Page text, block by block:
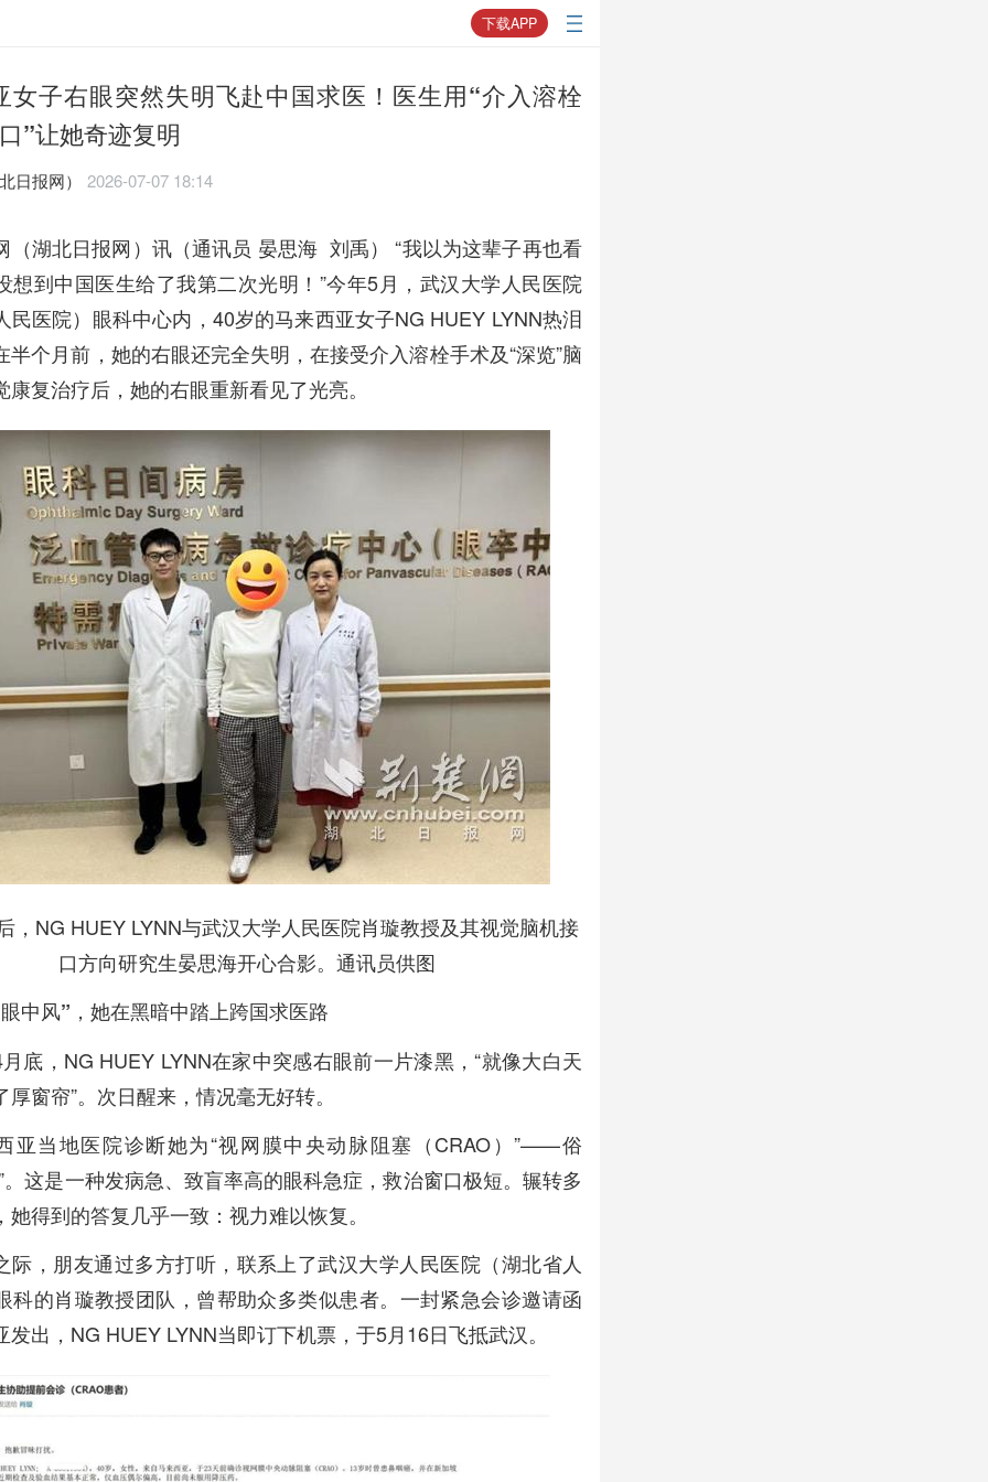
下载APP
女子右眼突然失明飞赴中国求医！医生用“介入溶栓
”让她奇迹复明
日报网） 2026-07-07 18:14
（湖北日报网）讯（通讯员 晏思海 刘禹） “我以为这辈子再也看
想到中国医生给了我第二次光明！”今年5月，武汉大学人民医院
民医院）眼科中心内，40岁的马来西亚女子NG HUEY LYNN热泪
半个月前，她的右眼还完全失明，在接受介入溶栓手术及“深览”脑
康复治疗后，她的右眼重新看见了光亮。
，NG HUEY LYNN与武汉大学人民医院肖璇教授及其视觉脑机接
口方向研究生晏思海开心合影。通讯员供图
中风”，她在黑暗中踏上跨国求医路
底，NG HUEY LYNN在家中突感右眼前一片漆黑，“就像大白天
窗帘”。次日醒来，情况毫无好转。
亚当地医院诊断她为“视网膜中央动脉阻塞（CRAO）”——俗
。这是一种发病急、致盲率高的眼科急症，救治窗口极短。辗转多
她得到的答复几乎一致：视力难以恢复。
际，朋友通过多方打听，联系上了武汉大学人民医院（湖北省人
科的肖璇教授团队，曾帮助众多类似患者。一封紧急会诊邀请函
发出，NG HUEY LYNN当即订下机票，于5月16日飞抵武汉。